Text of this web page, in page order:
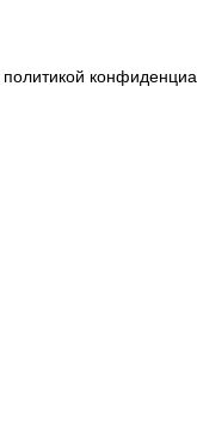
политикой